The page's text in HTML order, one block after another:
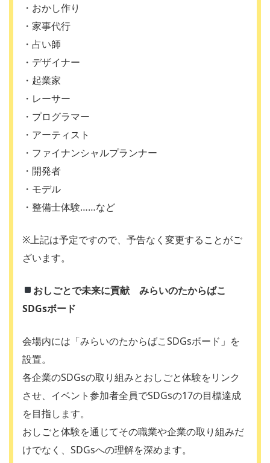
・おかし作り
・家事代行
・占い師
・デザイナー
・起業家
・レーサー
・プログラマー
・アーティスト
・ファイナンシャルプランナー
・開発者
・モデル
・整備士体験……など
※上記は予定ですので、予告なく変更することがご
ざいます。
おしごとで未来に貢献 みらいのたからばこ
SDGsボード
会場内には「みらいのたからばこSDGsボード」を
設置。
各企業のSDGsの取り組みとおしごと体験をリンク
させ、イベント参加者全員でSDGsの17の目標達成
を目指します。
おしごと体験を通じてその職業や企業の取り組みだ
けでなく、SDGsへの理解を深めます。